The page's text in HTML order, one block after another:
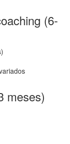
(6-
meses)